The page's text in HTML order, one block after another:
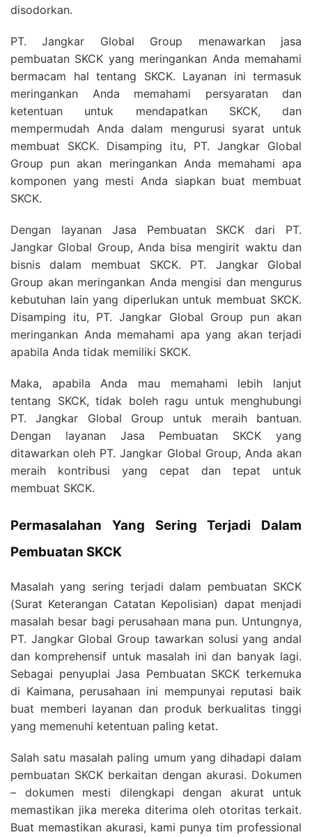
disodorkan.
PT. Jangkar Global Group menawarkan jasa
pembuatan SKCK yang meringankan Anda memahami
bermacam hal tentang SKCK. Layanan ini termasuk
meringankan Anda memahami persyaratan dan
ketentuan untuk mendapatkan SKCK, dan
mempermudah Anda dalam mengurusi syarat untuk
membuat SKCK. Disamping itu, PT. Jangkar Global
Group pun akan meringankan Anda memahami apa
komponen yang mesti Anda siapkan buat membuat
SKCK.
Dengan layanan Jasa Pembuatan SKCK dari PT.
Jangkar Global Group, Anda bisa mengirit waktu dan
bisnis dalam membuat SKCK. PT. Jangkar Global
Group akan meringankan Anda mengisi dan mengurus
kebutuhan lain yang diperlukan untuk membuat SKCK.
Disamping itu, PT. Jangkar Global Group pun akan
meringankan Anda memahami apa yang akan terjadi
apabila Anda tidak memiliki SKCK.
Maka, apabila Anda mau memahami lebih lanjut
tentang SKCK, tidak boleh ragu untuk menghubungi
PT. Jangkar Global Group untuk meraih bantuan.
Dengan layanan Jasa Pembuatan SKCK yang
ditawarkan oleh PT. Jangkar Global Group, Anda akan
meraih kontribusi yang cepat dan tepat untuk
membuat SKCK.
Permasalahan Yang Sering Terjadi Dalam
Pembuatan SKCK
Masalah yang sering terjadi dalam pembuatan SKCK
(Surat Keterangan Catatan Kepolisian) dapat menjadi
masalah besar bagi perusahaan mana pun. Untungnya,
PT. Jangkar Global Group tawarkan solusi yang andal
dan komprehensif untuk masalah ini dan banyak lagi.
Sebagai penyuplai Jasa Pembuatan SKCK terkemuka
di Kaimana, perusahaan ini mempunyai reputasi baik
buat memberi layanan dan produk berkualitas tinggi
yang memenuhi ketentuan paling ketat.
Salah satu masalah paling umum yang dihadapi dalam
pembuatan SKCK berkaitan dengan akurasi. Dokumen
– dokumen mesti dilengkapi dengan akurat untuk
memastikan jika mereka diterima oleh otoritas terkait.
Buat memastikan akurasi, kami punya tim professional